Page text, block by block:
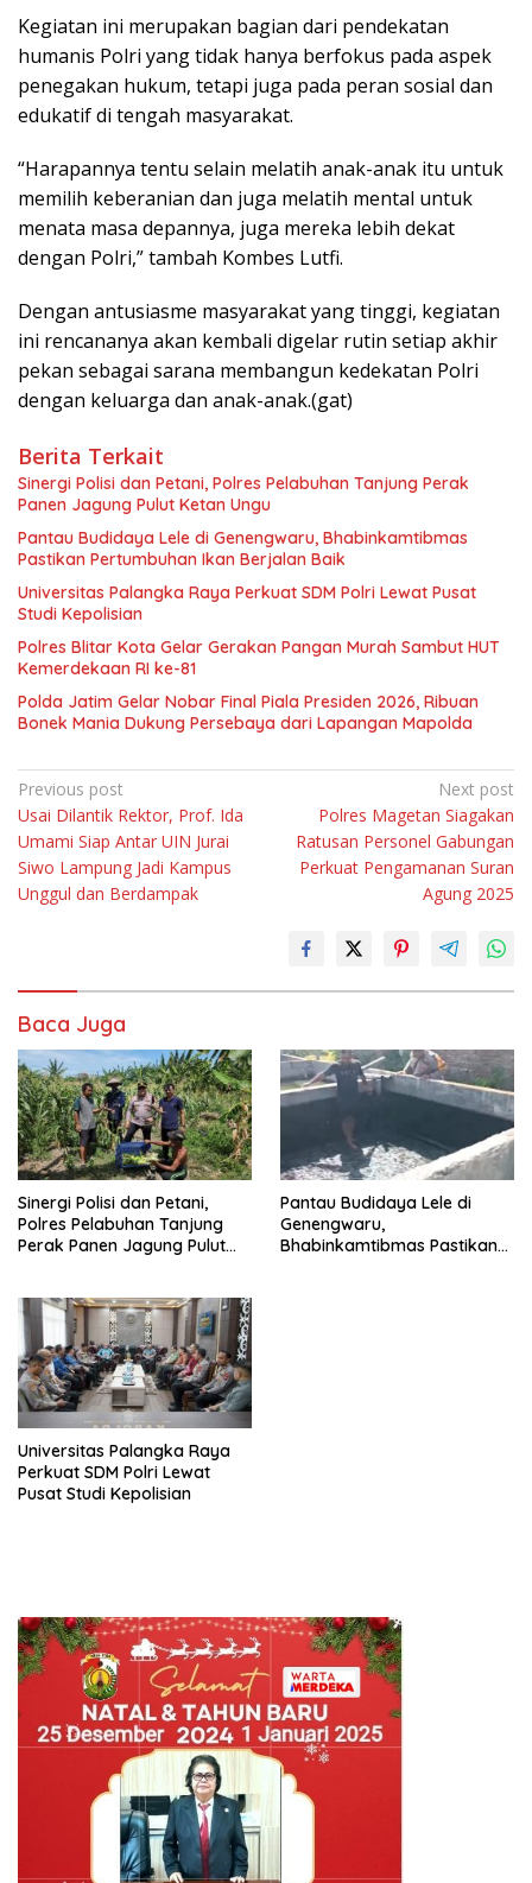
Kegiatan ini merupakan bagian dari pendekatan
humanis Polri yang tidak hanya berfokus pada aspek
penegakan hukum, tetapi juga pada peran sosial dan
edukatif di tengah masyarakat.
“Harapannya tentu selain melatih anak-anak itu untuk
memilih keberanian dan juga melatih mental untuk
menata masa depannya, juga mereka lebih dekat
dengan Polri,” tambah Kombes Lutfi.
Dengan antusiasme masyarakat yang tinggi, kegiatan
ini rencananya akan kembali digelar rutin setiap akhir
pekan sebagai sarana membangun kedekatan Polri
dengan keluarga dan anak-anak.(gat)
Berita Terkait
Sinergi Polisi dan Petani, Polres Pelabuhan Tanjung Perak
Panen Jagung Pulut Ketan Ungu
Pantau Budidaya Lele di Genengwaru, Bhabinkamtibmas
Pastikan Pertumbuhan Ikan Berjalan Baik
Universitas Palangka Raya Perkuat SDM Polri Lewat Pusat
Studi Kepolisian
Polres Blitar Kota Gelar Gerakan Pangan Murah Sambut HUT
Kemerdekaan RI ke-81
Polda Jatim Gelar Nobar Final Piala Presiden 2026, Ribuan
Bonek Mania Dukung Persebaya dari Lapangan Mapolda
Navigasi
pos
Previous post
Usai Dilantik Rektor, Prof. Ida
Umami Siap Antar UIN Jurai
Siwo Lampung Jadi Kampus
Unggul dan Berdampak
Next post
Polres Magetan Siagakan
Ratusan Personel Gabungan
Perkuat Pengamanan Suran
Agung 2025
Baca Juga
Sinergi Polisi dan Petani,
Polres Pelabuhan Tanjung
Perak Panen Jagung Pulut
Pantau Budidaya Lele di
Genengwaru,
Bhabinkamtibmas Pastikan
Universitas Palangka Raya
Perkuat SDM Polri Lewat
Pusat Studi Kepolisian